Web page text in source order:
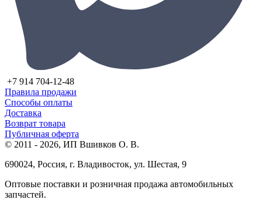
+7 914 704-12-48
Правила продажи
Способы оплаты
Доставка
Возврат товара
Публичная оферта
© 2011 - 2026, ИП Вшивков О. В.
690024, Россия, г. Владивосток, ул. Шестая, 9
Оптовые поставки и розничная продажа автомобильных
запчастей.